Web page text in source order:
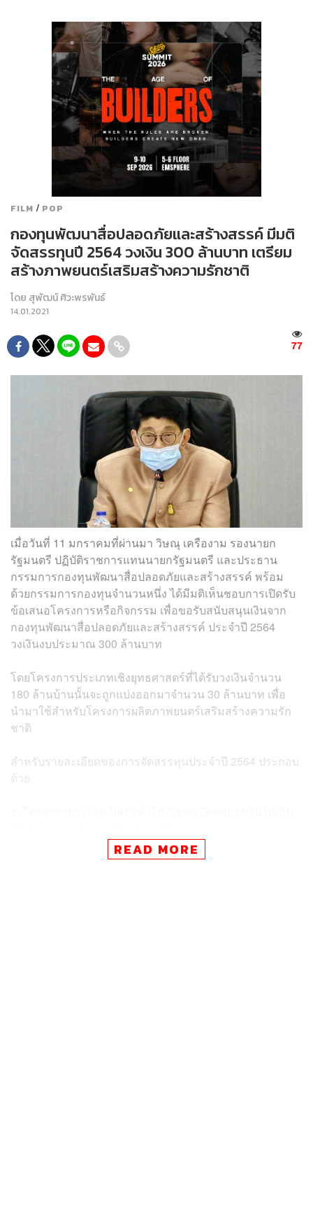
FILM / POP
กองทุนพัฒนาสื่อปลอดภัยและสร้างสรรค์ มีมติ
จัดสรรทุนปี 2564 วงเงิน 300 ล้านบาท เตรียม
สร้างภาพยนตร์เสริมสร้างความรักชาติ
โดย สุพัฒน์ ศิวะพรพันธ์
14.01.2021
77
เมื่อวันที่ 11 มกราคมที่ผ่านมา วิษณุ เครืองาม รองนายก
รัฐมนตรี ปฏิบัติราชการแทนนายกรัฐมนตรี และประธาน
กรรมการกองทุนพัฒนาสื่อปลอดภัยและสร้างสรรค์ พร้อม
ด้วยกรรมการกองทุนจำนวนหนึ่ง ได้มีมติเห็นชอบการเปิดรับ
ข้อเสนอโครงการหรือกิจกรรม เพื่อขอรับสนับสนุนเงินจาก
กองทุนพัฒนาสื่อปลอดภัยและสร้างสรรค์ ประจำปี 2564
วงเงินงบประมาณ 300 ล้านบาท
โดยโครงการประเภทเชิงยุทธศาสตร์ที่ได้รับวงเงินจำนวน
180 ล้านบ้านนั้นจะถูกแบ่งออกมาจำนวน 30 ล้านบาท เพื่อ
นำมาใช้สำหรับโครงการผลิตภาพยนตร์เสริมสร้างความรัก
ชาติ
สำหรับรายละเอียดของการจัดสรรทุนประจำปี 2564 ประกอบ
ด้วย
กลุ่มเด็กและเยาวชน 30 ล้านบาท
กลุ่มผู้สูงอายุ 20 ล้านบาท
READ MORE